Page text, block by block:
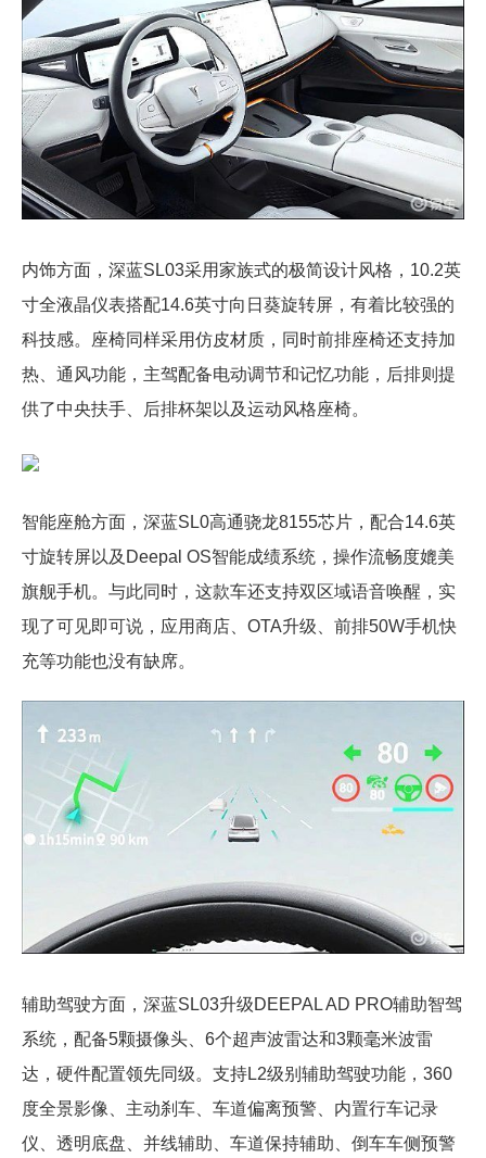
内饰方面，深蓝SL03采用家族式的极简设计风格，10.2英
寸全液晶仪表搭配14.6英寸向日葵旋转屏，有着比较强的
科技感。座椅同样采用仿皮材质，同时前排座椅还支持加
热、通风功能，主驾配备电动调节和记忆功能，后排则提
供了中央扶手、后排杯架以及运动风格座椅。
智能座舱方面，深蓝SL0高通骁龙8155芯片，配合14.6英
寸旋转屏以及Deepal OS智能成绩系统，操作流畅度媲美
旗舰手机。与此同时，这款车还支持双区域语音唤醒，实
现了可见即可说，应用商店、OTA升级、前排50W手机快
充等功能也没有缺席。
辅助驾驶方面，深蓝SL03升级DEEPAL AD PRO辅助智驾
系统，配备5颗摄像头、6个超声波雷达和3颗毫米波雷
达，硬件配置领先同级。支持L2级别辅助驾驶功能，360
度全景影像、主动刹车、车道偏离预警、内置行车记录
仪、透明底盘、并线辅助、车道保持辅助、倒车车侧预警